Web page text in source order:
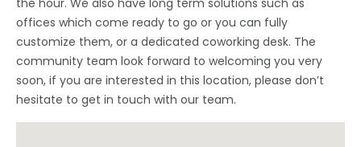
the hour. We also have long term solutions such as
offices which come ready to go or you can fully
customize them, or a dedicated coworking desk. The
community team look forward to welcoming you very
soon, if you are interested in this location, please don’t
hesitate to get in touch with our team.